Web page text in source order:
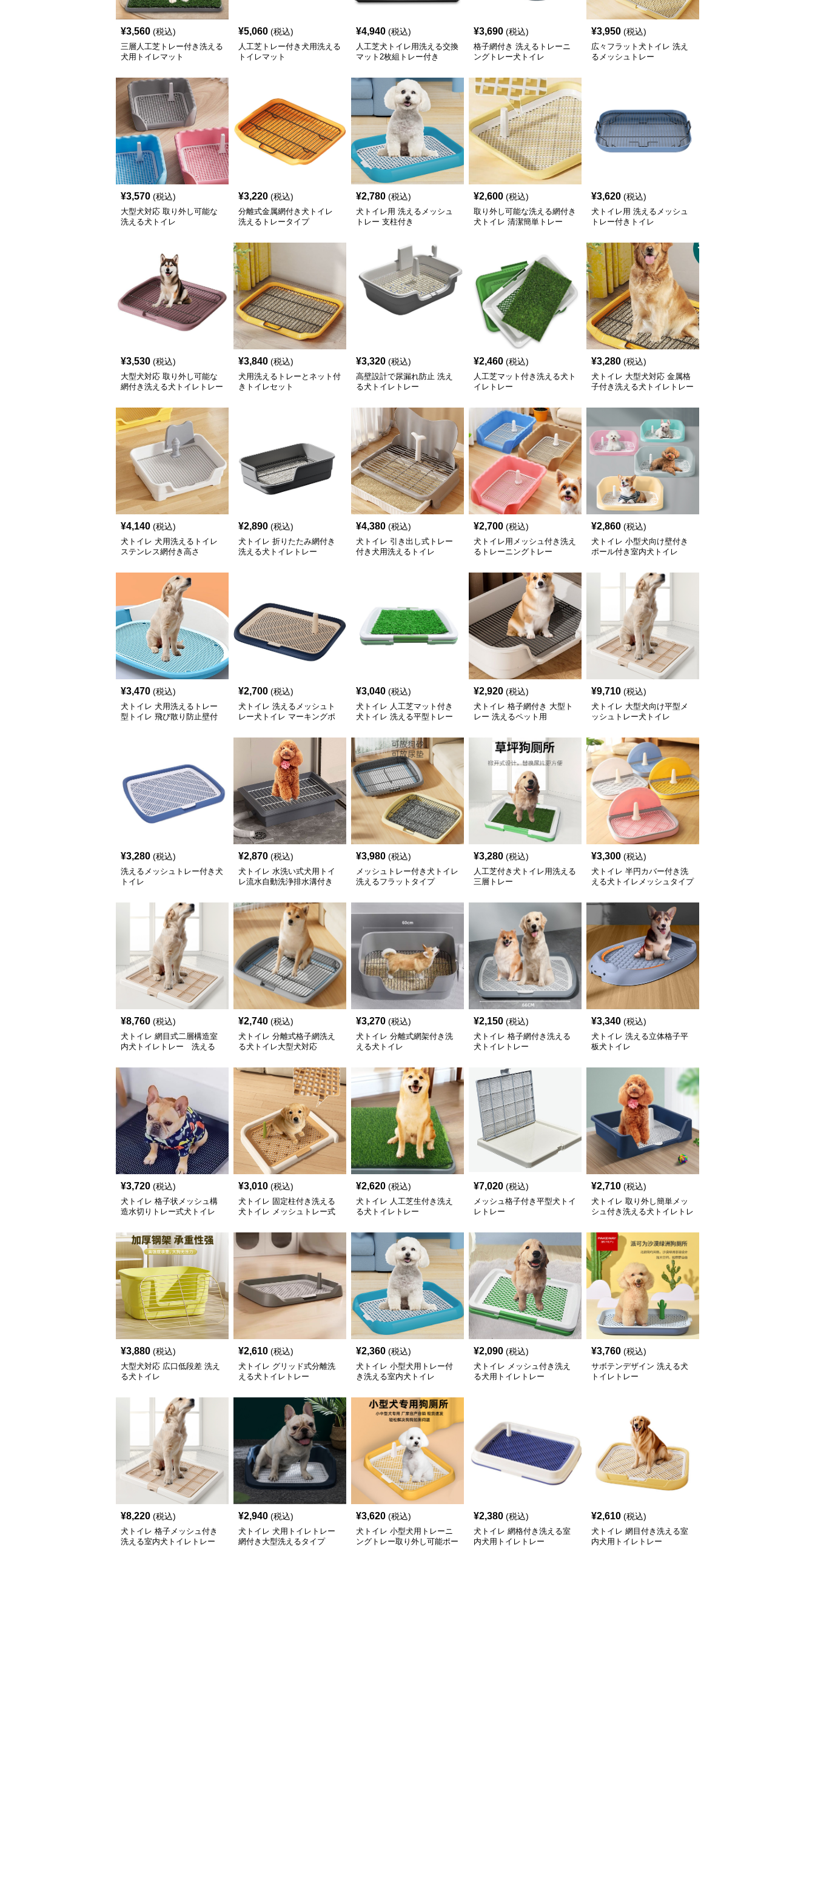
¥3,560 (税込)
三層人工芝トレー付き洗える
犬用トイレマット
¥5,060 (税込)
人工芝トレー付き犬用洗える
トイレマット
¥4,940 (税込)
人工芝犬トイレ用洗える交換
マット2枚組トレー付き
¥3,690 (税込)
格子網付き 洗えるトレーニ
ングトレー犬トイレ
¥3,950 (税込)
広々フラット犬トイレ 洗え
るメッシュトレー
¥3,570 (税込)
大型犬対応 取り外し可能な
洗える犬トイレ
¥3,220 (税込)
分離式金属網付き犬トイレ
洗えるトレータイプ
¥2,780 (税込)
犬トイレ用 洗えるメッシュ
トレー 支柱付き
¥2,600 (税込)
取り外し可能な洗える網付き
犬トイレ 清潔簡単トレー
¥3,620 (税込)
犬トイレ用 洗えるメッシュ
トレー付きトイレ
¥3,530 (税込)
大型犬対応 取り外し可能な
網付き洗える犬トイレトレー
¥3,840 (税込)
犬用洗えるトレーとネット付
きトイレセット
¥3,320 (税込)
高壁設計で尿漏れ防止 洗え
る犬トイレトレー
¥2,460 (税込)
人工芝マット付き洗える犬ト
イレトレー
¥3,280 (税込)
犬トイレ 大型犬対応 金属格
子付き洗える犬トイレトレー
¥4,140 (税込)
犬トイレ 犬用洗えるトイレ
ステンレス網付き高さ
¥2,890 (税込)
犬トイレ 折りたたみ網付き
洗える犬トイレトレー
¥4,380 (税込)
犬トイレ 引き出し式トレー
付き犬用洗えるトイレ
¥2,700 (税込)
犬トイレ用メッシュ付き洗え
るトレーニングトレー
¥2,860 (税込)
犬トイレ 小型犬向け壁付き
ポール付き室内犬トイレ
¥3,470 (税込)
犬トイレ 犬用洗えるトレー
型トイレ 飛び散り防止壁付
¥2,700 (税込)
犬トイレ 洗えるメッシュト
レー犬トイレ マーキングポ
¥3,040 (税込)
犬トイレ 人工芝マット付き
犬トイレ 洗える平型トレー
¥2,920 (税込)
犬トイレ 格子網付き 大型ト
レー 洗えるペット用
¥9,710 (税込)
犬トイレ 大型犬向け平型メ
ッシュトレー犬トイレ
¥3,280 (税込)
洗えるメッシュトレー付き犬
トイレ
¥2,870 (税込)
犬トイレ 水洗い式犬用トイ
レ流水自動洗浄排水溝付き
¥3,980 (税込)
メッシュトレー付き犬トイレ
洗えるフラットタイプ
¥3,280 (税込)
人工芝付き犬トイレ用洗える
三層トレー
¥3,300 (税込)
犬トイレ 半円カバー付き洗
える犬トイレメッシュタイプ
¥8,760 (税込)
犬トイレ 網目式二層構造室
内犬トイレトレー 洗える
¥2,740 (税込)
犬トイレ 分離式格子網洗え
る犬トイレ大型犬対応
¥3,270 (税込)
犬トイレ 分離式網架付き洗
える犬トイレ
¥2,150 (税込)
犬トイレ 格子網付き洗える
犬トイレトレー
¥3,340 (税込)
犬トイレ 洗える立体格子平
板犬トイレ
¥3,720 (税込)
犬トイレ 格子状メッシュ構
造水切りトレー式犬トイレ
¥3,010 (税込)
犬トイレ 固定柱付き洗える
犬トイレ メッシュトレー式
¥2,620 (税込)
犬トイレ 人工芝生付き洗え
る犬トイレトレー
¥7,020 (税込)
メッシュ格子付き平型犬トイ
レトレー
¥2,710 (税込)
犬トイレ 取り外し簡単メッ
シュ付き洗える犬トイレトレ
¥3,880 (税込)
大型犬対応 広口低段差 洗え
る犬トイレ
¥2,610 (税込)
犬トイレ グリッド式分離洗
える犬トイレトレー
¥2,360 (税込)
犬トイレ 小型犬用トレー付
き洗える室内犬トイレ
¥2,090 (税込)
犬トイレ メッシュ付き洗え
る犬用トイレトレー
¥3,760 (税込)
サボテンデザイン 洗える犬
トイレトレー
¥8,220 (税込)
犬トイレ 格子メッシュ付き
洗える室内犬トイレトレー
¥2,940 (税込)
犬トイレ 犬用トイレトレー
網付き大型洗えるタイプ
¥3,620 (税込)
犬トイレ 小型犬用トレーニ
ングトレー取り外し可能ポー
¥2,380 (税込)
犬トイレ 網格付き洗える室
内犬用トイレトレー
¥2,610 (税込)
犬トイレ 網目付き洗える室
内犬用トイレトレー